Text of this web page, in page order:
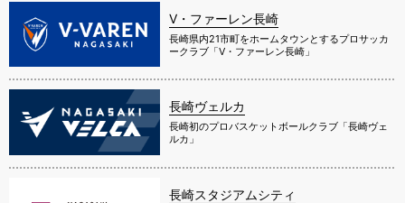
V・ファーレン長崎
長崎県内21市町をホームタウンとするプロサッカ
ークラブ「V・ファーレン長崎」
長崎ヴェルカ
長崎初のプロバスケットボールクラブ「長崎ヴェ
ルカ」
長崎スタジアムシティ